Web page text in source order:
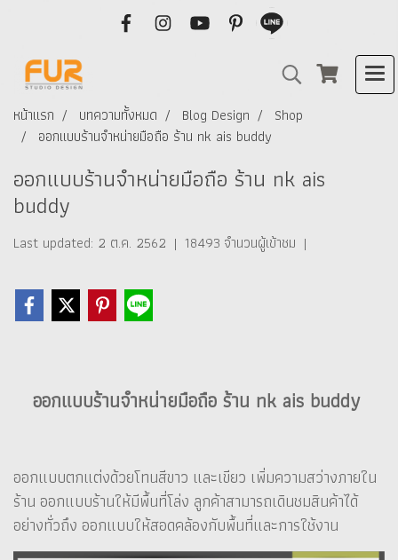
หน้าแรก บทความทั้งหมด Blog Design
Shop
ออกแบบร้านจำหน่ายมือถือ ร้าน nk ais buddy
ออกแบบร้านจำหน่ายมือถือ ร้าน nk ais
buddy
Last updated: 2 ต.ค. 2562 | 18493 จำนวนผู้เข้าชม |
ออกแบบร้านจำหน่ายมือถือ ร้าน nk ais buddy
ออกแบบตกแต่งด้วยโทนสีขาว และเขียว เพิ่มความสว่างภายใน
ร้าน ออกแบบร้านให้มีพื้นที่โล่ง ลูกค้าสามารถเดินชมสินค้าได้
อย่างทั่วถึง ออกแบบให้สอดคล้องกับพื้นที่และการใช้งาน